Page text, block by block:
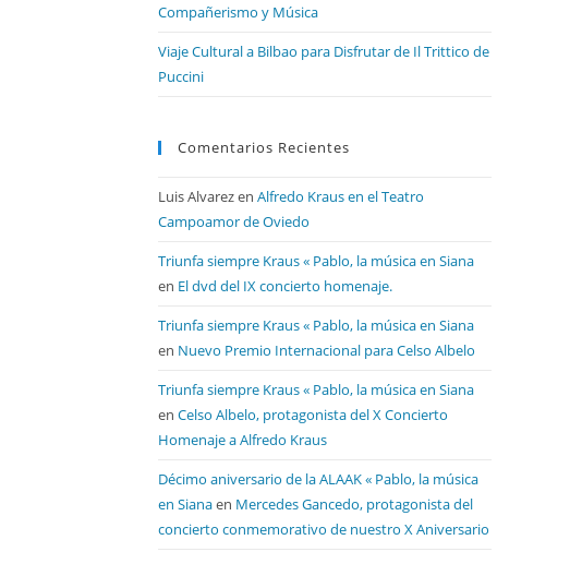
Compañerismo y Música
Viaje Cultural a Bilbao para Disfrutar de Il Trittico de
Puccini
Comentarios Recientes
Luis Alvarezen Alfredo Kraus en el Teatro
Campoamor de Oviedo
Triunfa siempre Kraus « Pablo, la música en Siana
en El dvd del IX concierto homenaje.
Triunfa siempre Kraus « Pablo, la música en Siana
en Nuevo Premio Internacional para Celso Albelo
Triunfa siempre Kraus « Pablo, la música en Siana
en Celso Albelo, protagonista del X Concierto
Homenaje a Alfredo Kraus
Décimo aniversario de la ALAAK « Pablo, la música
en Sianaen Mercedes Gancedo, protagonista del
concierto conmemorativo de nuestro X Aniversario